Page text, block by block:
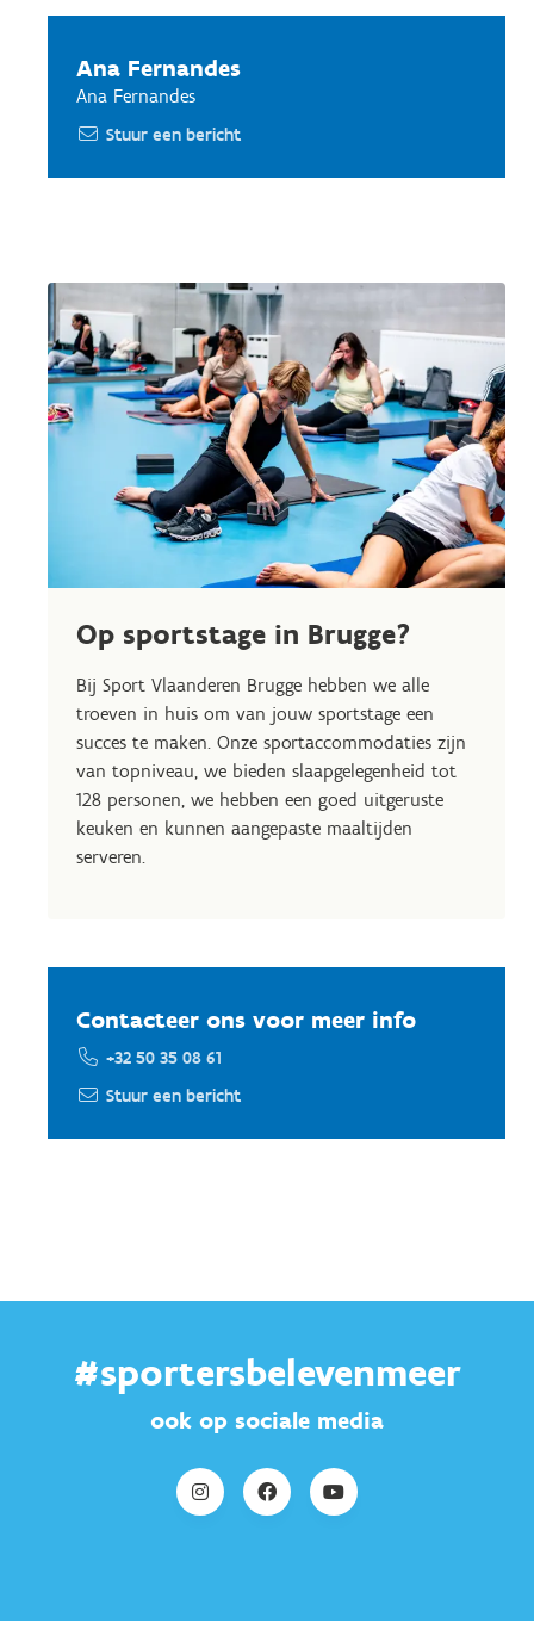
Ana Fernandes
Ana Fernandes
Stuur een bericht
Op sportstage in Brugge?
Bij Sport Vlaanderen Brugge hebben we alle
troeven in huis om van jouw sportstage een
succes te maken. Onze sportaccommodaties zijn
van topniveau, we bieden slaapgelegenheid tot
128 personen, we hebben een goed uitgeruste
keuken en kunnen aangepaste maaltijden
serveren.
Contacteer ons voor meer info
+32 50 35 08 61
Stuur een bericht
#sportersbelevenmeer
ook op sociale media